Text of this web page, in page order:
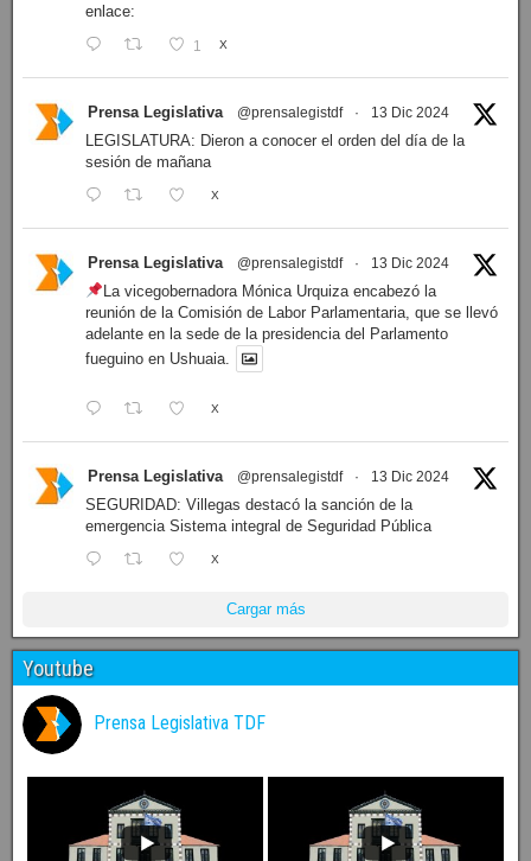
enlace:
1 X
Prensa Legislativa @prensalegistdf · 13 Dic 2024
LEGISLATURA: Dieron a conocer el orden del día de la
sesión de mañana
X
Prensa Legislativa @prensalegistdf · 13 Dic 2024
La vicegobernadora Mónica Urquiza encabezó la
reunión de la Comisión de Labor Parlamentaria, que se llevó
adelante en la sede de la presidencia del Parlamento
fueguino en Ushuaia.
X
Prensa Legislativa @prensalegistdf · 13 Dic 2024
SEGURIDAD: Villegas destacó la sanción de la
emergencia Sistema integral de Seguridad Pública
X
Cargar más
Youtube
Prensa Legislativa TDF